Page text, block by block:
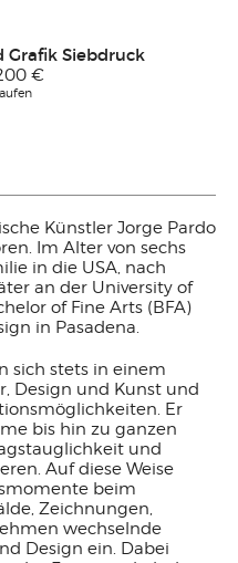
Grafik Siebdruck
€
Künstler Jorge Pardo
Im Alter von sechs
in die USA, nach
an der University of
of Fine Arts (BFA)
in Pasadena.
sich stets in einem
Design und Kunst und
Er
bis hin zu ganzen
und
Auf diese Weise
beim
Zeichnungen,
wechselnde
Design ein. Dabei